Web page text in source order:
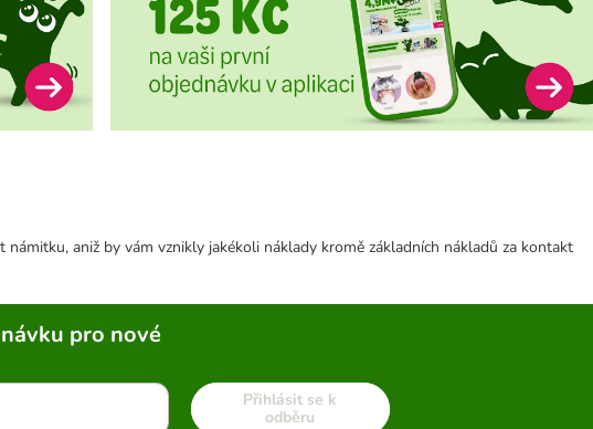
aniž by vám vznikly jakékoli náklady kromě základních nákladů za kontakt
pro nové
Přihlásit se k
odběru